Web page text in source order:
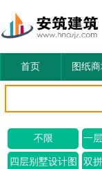
首页 图纸
不限 一
四层别墅设计图 双